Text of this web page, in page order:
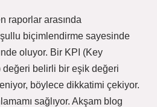
raporlar arasında
biçimlendirme sayesinde
oluyor. Bir KPI (Key
değeri belirli bir eşik değeri
böylece dikkatimi çekiyor.
sağlıyor. Akşam blog